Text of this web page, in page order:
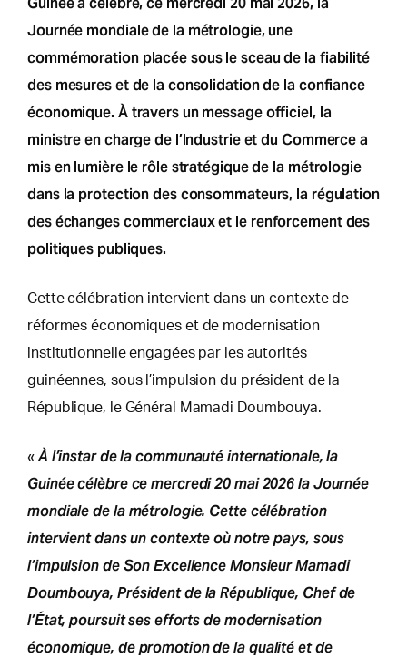
Journée mondiale de la métrologie, une
commémoration placée sous le sceau de la fiabilité
des mesures et de la consolidation de la confiance
économique. À travers un message officiel, la
ministre en charge de l’Industrie et du Commerce a
mis en lumière le rôle stratégique de la métrologie
dans la protection des consommateurs, la régulation
des échanges commerciaux et le renforcement des
politiques publiques.
Cette célébration intervient dans un contexte de
réformes économiques et de modernisation
institutionnelle engagées par les autorités
guinéennes, sous l’impulsion du président de la
République, le Général Mamadi Doumbouya.
« À l’instar de la communauté internationale, la
Guinée célèbre ce mercredi 20 mai 2026 la Journée
mondiale de la métrologie. Cette célébration
intervient dans un contexte où notre pays, sous
l’impulsion de Son Excellence Monsieur Mamadi
Doumbouya, Président de la République, Chef de
l’État, poursuit ses efforts de modernisation
économique, de promotion de la qualité et de